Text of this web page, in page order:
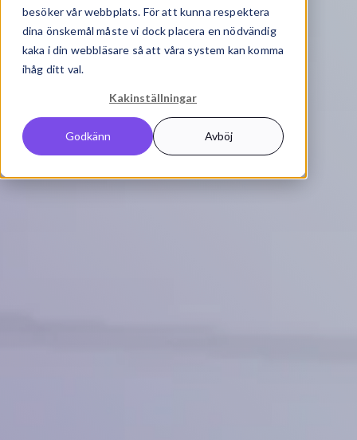
besöker vår webbplats. För att kunna respektera
dina önskemål måste vi dock placera en nödvändig
kaka i din webbläsare så att våra system kan komma
ihåg ditt val.
Kakinställningar
Godkänn Avböj